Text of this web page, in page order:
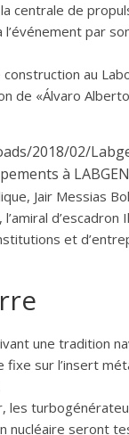
de
par
au
de «Álvaro
à
Jair Messias
d’escadron
et
une tradition
fixe sur l’insert
les
nucléaire seront